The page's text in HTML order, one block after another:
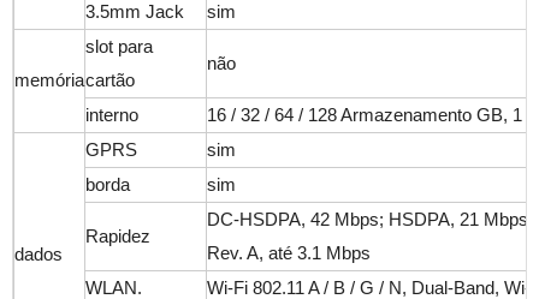
3.5mm Jack
sim
memória
slot para
cartão
não
interno 16 / 32 / 64 / 128 Armazenamento GB, 1
dados
GPRS
sim
borda
sim
Rapidez
DC-HSDPA, 42 Mbps; HSDPA, 21
Rev. A, até 3.1 Mbps
WLAN.
Wi-Fi 802.11 A / B / G / N, Dual-Band, Wi-